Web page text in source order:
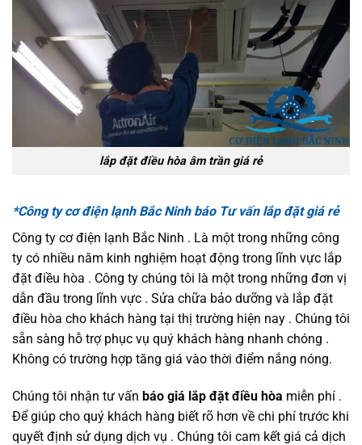
lắp đặt điều hòa âm trần giá rẻ
*Công ty cơ điện lạnh Bắc Ninh báo Tư vấn lắp đặt giá rẻ
Công ty cơ điện lạnh Bắc Ninh . Là một trong những công
ty có nhiều năm kinh nghiệm hoạt động trong lĩnh vực lắp
đặt điều hòa . Công ty chúng tôi là một trong những đơn vị
dẫn đầu trong lĩnh vực . Sửa chữa bảo dưỡng và lắp đặt
điều hòa cho khách hàng tại thị trường hiện nay . Chúng tôi
sẵn sàng hỗ trợ phục vụ quý khách hàng nhanh chóng .
Không có trường hợp tăng giá vào thời điểm nắng nóng.
Chúng tôi nhận tư vấn báo giá lắp đặt điều hòa miễn phí .
Để giúp cho quý khách hàng biết rõ hơn về chi phí trước khi
quyết định sử dụng dịch vụ . Chúng tôi cam kết giá cả dịch